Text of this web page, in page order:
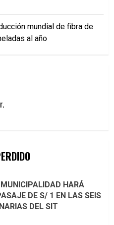
mundial de fibra de
al año
HARÁ
DE S/ 1 EN LAS SEIS
DEL SIT